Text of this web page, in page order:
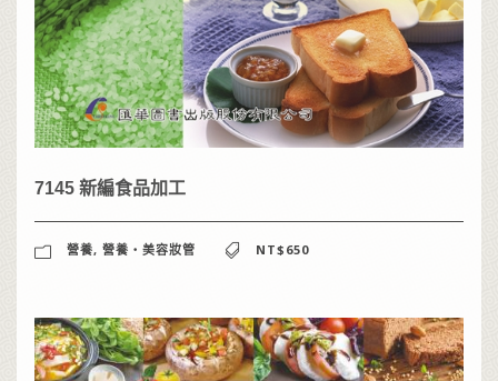
7145 新編食品加工
營養, 營養‧美容妝管 NT$650